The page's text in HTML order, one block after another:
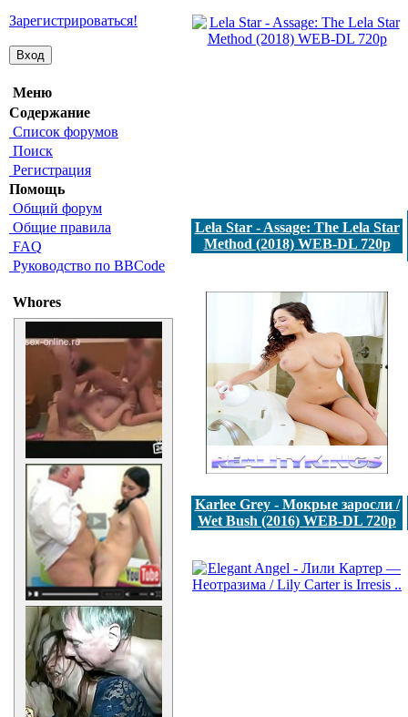
Зарегистрироваться!
Меню
Содержание
Список форумов
Поиск
Регистрация
Помощь
Общий форум
Общие правила
FAQ
Руководство по BBCode
Whores
Lela Star - Assage: The Lela Star
Method (2018) WEB-DL 720p
Karlee Grey - Мокрые заросли /
Wet Bush (2016) WEB-DL 720p